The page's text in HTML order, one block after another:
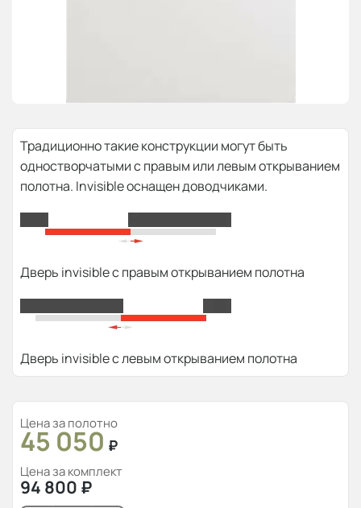
Традиционно такие конструкции могут быть
одностворчатыми с правым или левым открыванием
полотна. Invisible оснащен доводчиками.
Дверь invisible с правым открыванием полотна
Дверь invisible с левым открыванием полотна
Цена за полотно
45 050 ₽
Цена за комплект
94 800 ₽